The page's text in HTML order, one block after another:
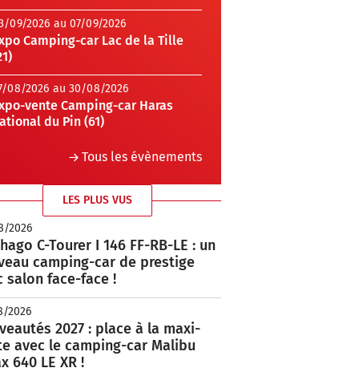
09/2026 au 07/09/2026
Camping-car Lac de la Tille
08/2026 au 30/08/2026
vente Camping-car Haras
du Pin (61)
Tous les évènements
LES PLUS VUS
2026
C-Tourer I 146 FF-RB-LE : un
camping-car de prestige
salon face-face !
2026
2027 : place à la maxi-
avec le camping-car Malibu
640 LE XR !